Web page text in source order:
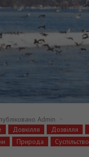
Admin
Довкілля Дозвілля
Природа Суспільство